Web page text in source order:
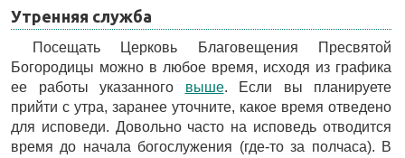
Утренняя служба
Посещать Церковь Благовещения Пресвятой
Богородицы можно в любое время, исходя из графика
ее работы указанного выше. Если вы планируете
прийти с утра, заранее уточните, какое время отведено
для исповеди. Довольно часто на исповедь отводится
время до начала богослужения (где-то за полчаса). В